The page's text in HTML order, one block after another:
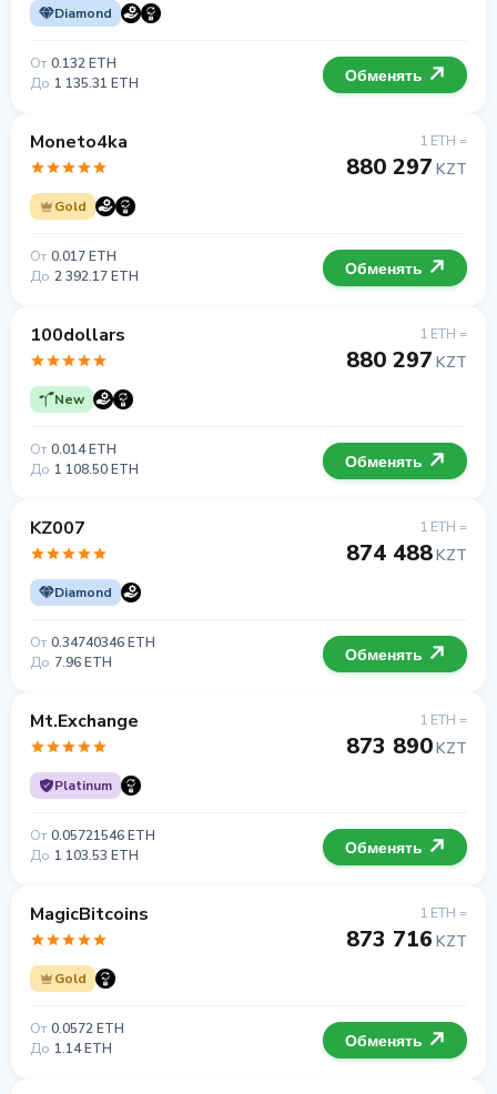
Diamond
От 0.132 ETH
До 1 135.31 ETH Обменять
Moneto4ka
Gold
1 ETH =
880 297 KZT
От 0.017 ETH
До 2 392.17 ETH Обменять
100dollars
New
1 ETH =
880 297 KZT
От 0.014 ETH
До 1 108.50 ETH Обменять
KZ007
Diamond
1 ETH =
874 488KZT
От 0.34740346 ETH
До 7.96 ETH Обменять
Mt.Exchange
Platinum
1 ETH =
873 890KZT
От 0.05721546 ETH
До 1 103.53 ETH Обменять
MagicBitcoins
Gold
1 ETH =
873 716 KZT
От 0.0572 ETH
До 1.14 ETH Обменять